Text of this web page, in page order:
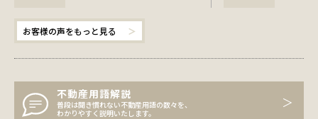
お客様の声をもっと見る
不動産用語解説
普段は聞き慣れない不動産用語の数々を、
わかりやすく説明いたします。